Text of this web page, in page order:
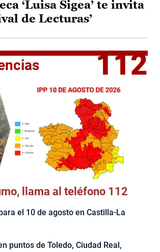
‘Luisa Sigea’ te invita
de Lecturas’
112
llama al teléfono 112
el 10 de agosto en Castilla-La
puntos de Toledo, Ciudad Real,